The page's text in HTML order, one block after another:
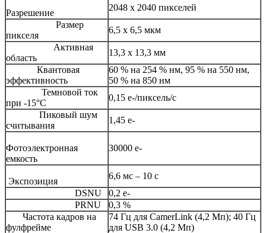
Разрешение
2048 х 2040 пикселей
Размер
пикселя
6,5 х 6,5 мкм
Активная
область
13,3 х 13,3 мм
Квантовая
эффективность
60 % на 254 % нм, 95 % на 550 нм,
50 % на 850 нм
Темновой ток
при -15°C
0,15 е-/пиксель/с
Пиковый шум
считывания
1,45 е-
Фотоэлектронная
емкость
30000 е-
Экспозиция
6,6 мс – 10 с
DSNU
0,2 e-
PRNU
0,3 %
Частота кадров на
фулфрейме
74 Гц для CamerLink (4,2 Мп); 40 Гц
для USB 3.0 (4,2 Мп)